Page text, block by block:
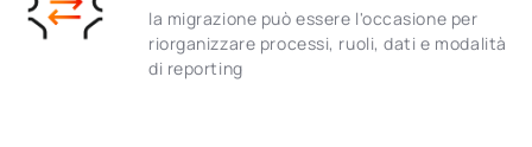
la migrazione può essere l'occasione per
riorganizzare processi, ruoli, dati e modalità
di reporting